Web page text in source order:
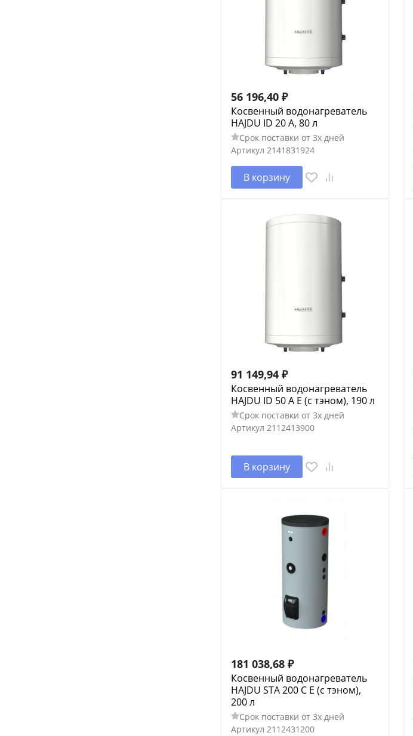
56 196,40 ₽
Косвенный водонагреватель
HAJDU ID 20 A, 80 л
Срок поставки от 3х дней
Артикул 2141831924
В корзину
91 149,94 ₽
Косвенный водонагреватель
HAJDU ID 50 A E (c тэном), 190 л
Срок поставки от 3х дней
Артикул 2112413900
В корзину
181 038,68 ₽
Косвенный водонагреватель
HAJDU STA 200 С E (c тэном),
200 л
Срок поставки от 3х дней
Артикул 2112431200